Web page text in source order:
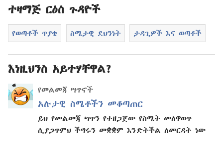
ተዛማጅ ርዕሰ ጉዳዮች
የወጣቶች ጥያቄ ስሜታዊ ደህንነት ታዳጊዎች እና ወጣቶች
እነዚህንስ አይተሃቸዋል?
የመልመጃ ሣጥኖች
አሉታዊ ስሜቶችን መቆጣጠር
ይህ የመልመጃ ሣጥን የተዘጋጀው የስሜት መለዋወጥ
ሲያጋጥምህ ችግሩን መቋቋም እንድትችል ለመርዳት ነው